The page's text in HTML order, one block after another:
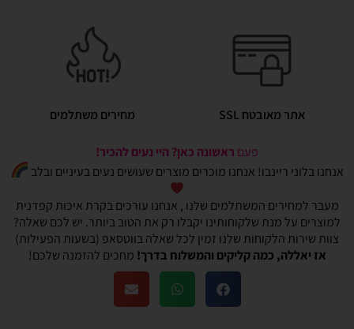
אתר מאובטח SSL מחירים משתלמים
פעם ראשונה כאן? היי נעים להכיר!
אנחנו בלוני ריינבו! אנחנו מוכרים מוצרים שעושים נעים בעיניים ובלב
מעבר למחירים המשתלמים שלנו , אנחנו עורכים בקרת איכות קפדנית
למוצרים על מנת שלקוחותינו יקבלו רק את הטוב ביותר. יש לכם שאלה?
צוות שירות הלקוחות שלנו זמין לכל שאלה בווטסאפ (בשעות הפעילות)
אז יאללה, כמה קליקים והמשלוח בדרך! מחכים להזמנה שלכם!